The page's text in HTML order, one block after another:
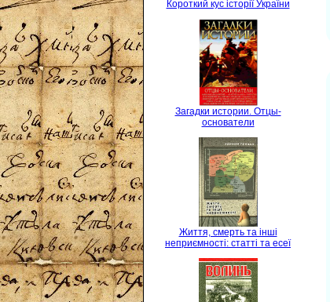
Короткий кус історії України
Загадки истории. Отцы-
основатели
Життя, смерть та інші
неприємності: статті та есеї